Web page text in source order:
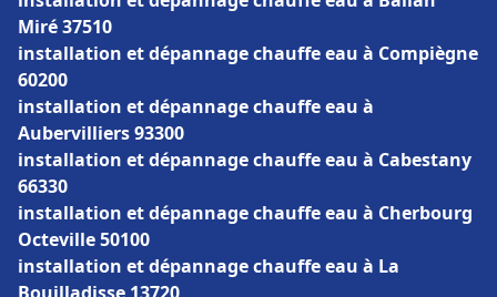
Miré 37510
installation et dépannage chauffe eau à Compiègne
60200
installation et dépannage chauffe eau à
Aubervilliers 93300
installation et dépannage chauffe eau à Cabestany
66330
installation et dépannage chauffe eau à Cherbourg
Octeville 50100
installation et dépannage chauffe eau à La